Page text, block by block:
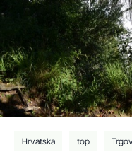
Hrvatska top